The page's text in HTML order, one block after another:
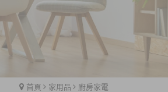
首頁 家用品 廚房家電